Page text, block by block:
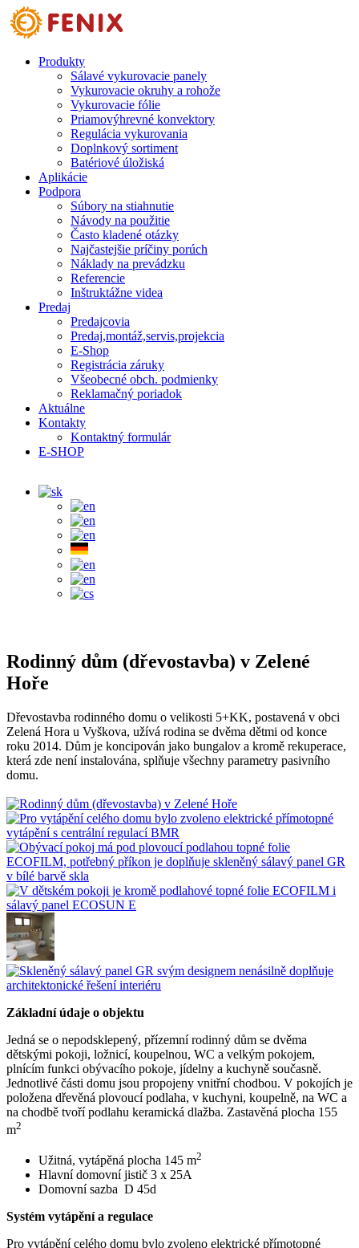
Skip to main content
Produkty
Sálavé vykurovacie panely
Vykurovacie okruhy a rohože
Vykurovacie fólie
Priamovýhrevné konvektory
Regulácia vykurovania
Doplnkový sortiment
Batériové úložiská
Aplikácie
Podpora
Súbory na stiahnutie
Návody na použitie
Často kladené otázky
Najčastejšie príčiny porúch
Náklady na prevádzku
Referencie
Inštruktážne videa
Predaj
Predajcovia
Predaj,montáž,servis,projekcia
E-Shop
Registrácia záruky
Všeobecné obch. podmienky
Reklamačný poriadok
Aktuálne
Kontakty
Kontaktný formulár
E-SHOP
Rodinný dům (dřevostavba) v Zelené
Hoře
Dřevostavba rodinného domu o velikosti 5+KK, postavená v obci
Zelená Hora u Vyškova, užívá rodina se dvěma dětmi od konce
roku 2014. Dům je koncipován jako bungalov a kromě rekuperace,
která zde není instalována, splňuje všechny parametry pasivního
domu.
Základní údaje o objektu
Jedná se o nepodsklepený, přízemní rodinný dům se dvěma
dětskými pokoji, ložnicí, koupelnou, WC a velkým pokojem,
plnícím funkci obývacího pokoje, jídelny a kuchyně současně.
Jednotlivé části domu jsou propojeny vnitřní chodbou. V pokojích je
položena dřevěná plovoucí podlaha, v kuchyni, koupelně, na WC a
na chodbě tvoří podlahu keramická dlažba. Zastavěná plocha 155
m2
Užitná, vytápěná plocha 145 m2
Hlavní domovní jistič 3 x 25A
Domovní sazba D 45d
Systém vytápění a regulace
Pro vytápění celého domu bylo zvoleno elektrické přímotopné